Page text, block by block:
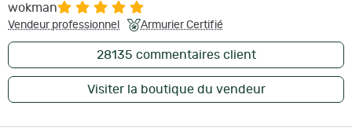
wokman
Vendeur professionnel Armurier Certifié
28135 commentaires client
Visiter la boutique du vendeur